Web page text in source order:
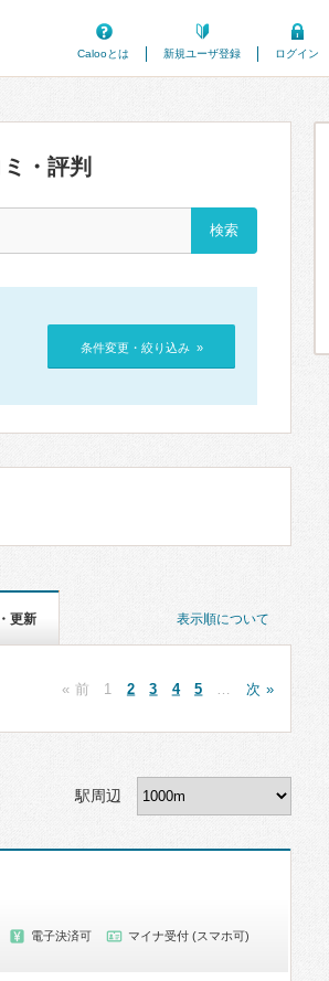
Calooとは
新規ユーザ登録 ログイン
ミ・評判
条件変更・絞り込み »
表示順について
更新
« 前 1 2 3 4 5 次 »
駅周辺
電子決済可
マイナ受付 (スマホ可)